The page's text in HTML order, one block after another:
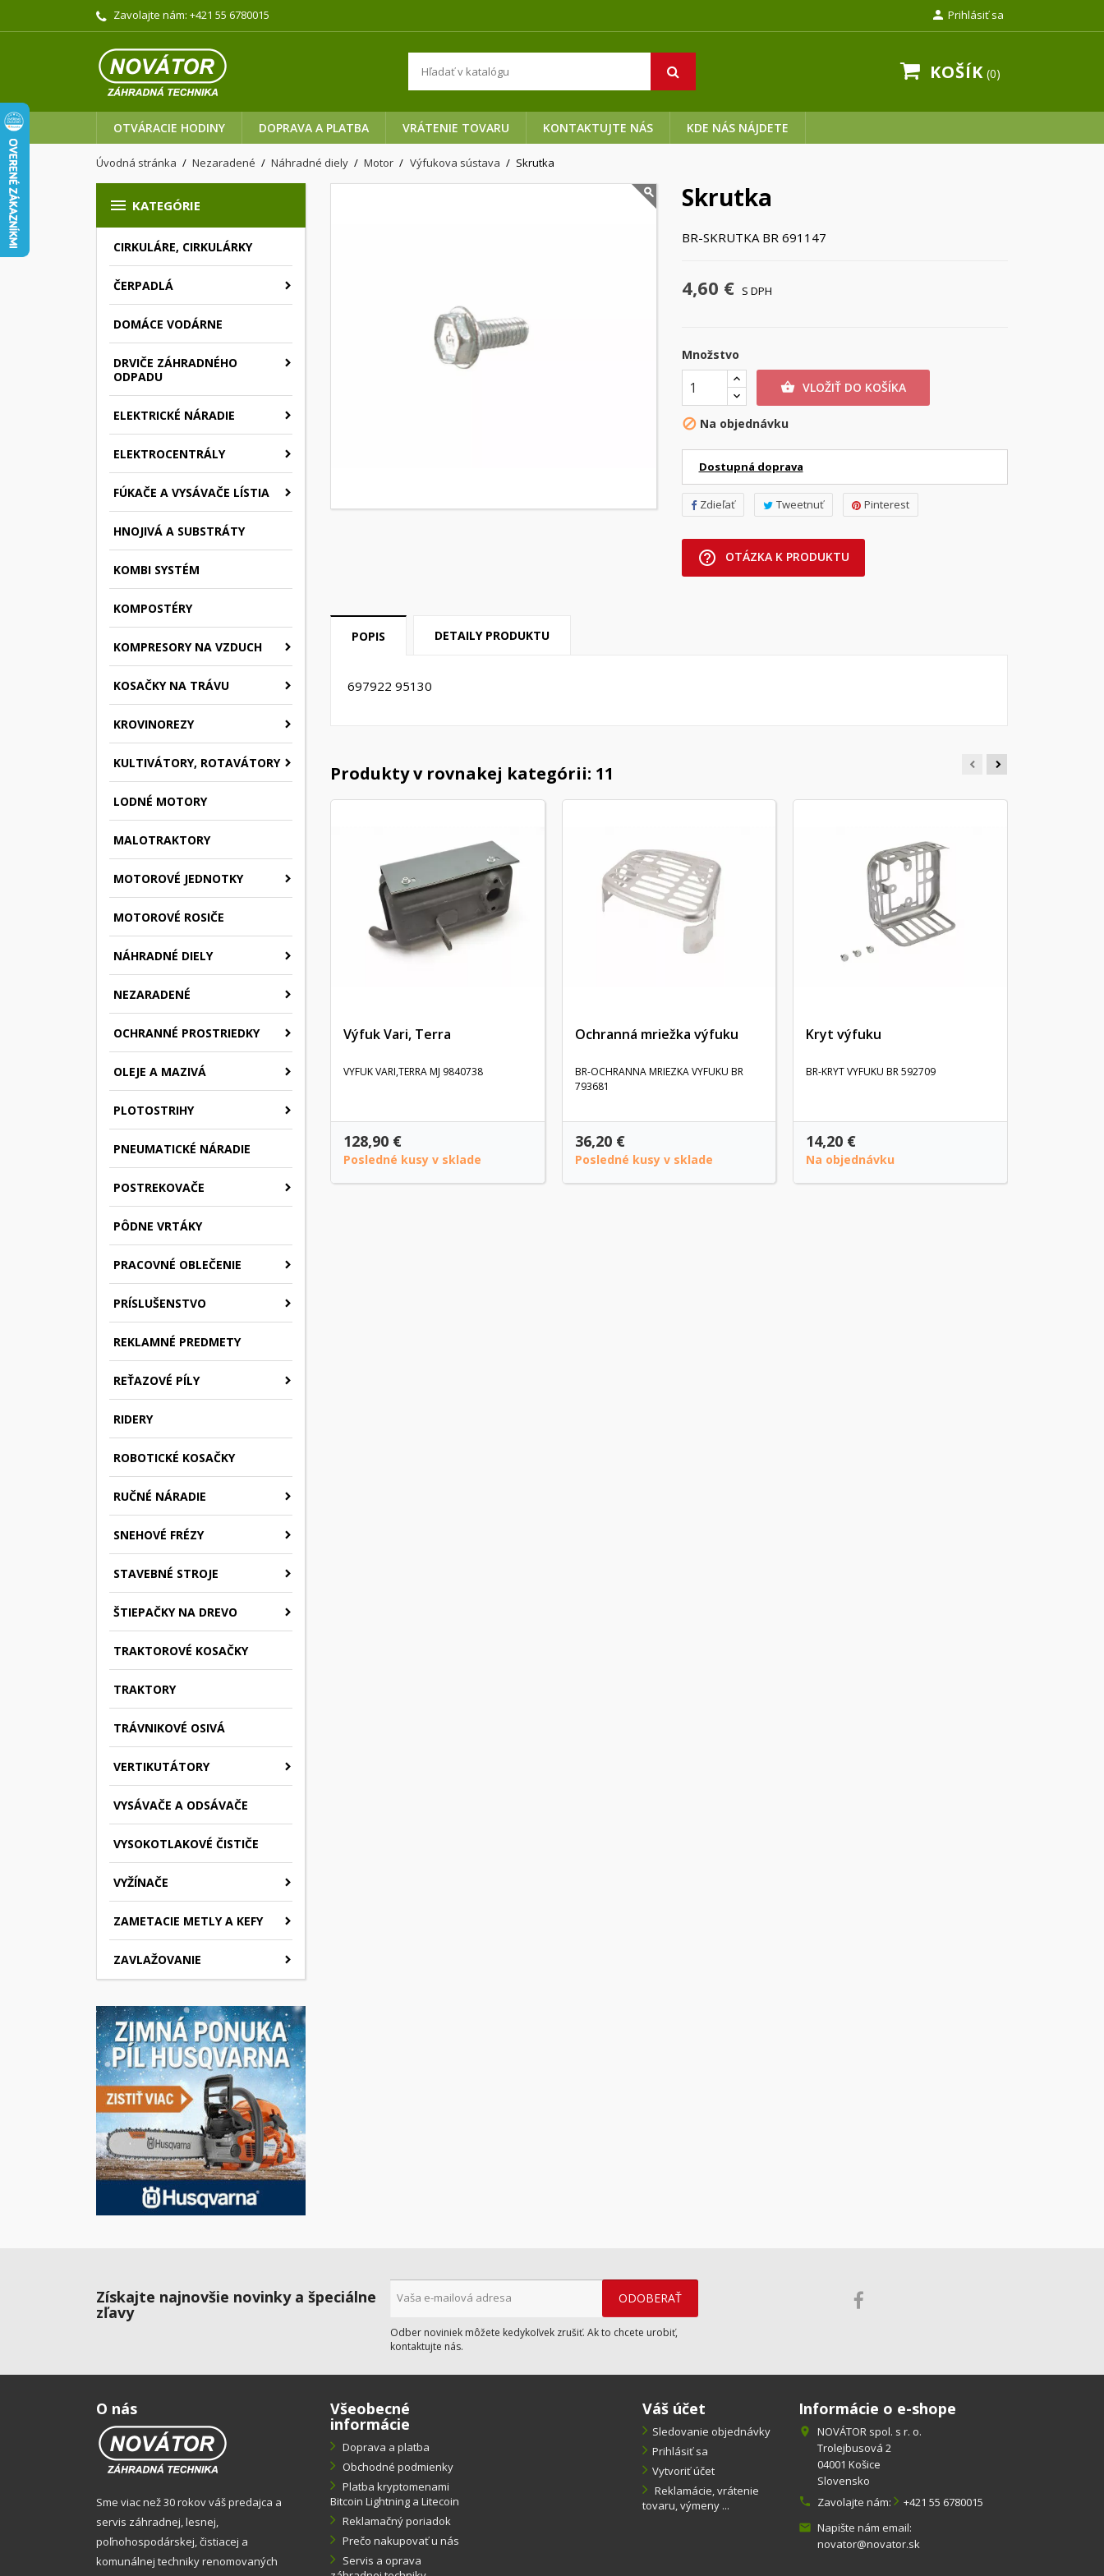
Zavolajte nám: +421 55 6780015  Prihlásiť sa
KOŠÍK 0
OTVÁRACIE HODINY DOPRAVA A PLATBA VRÁTENIE TOVARU KONTAKTUJTE NÁS KDE NÁS NÁJDETE
Úvodná stránka Nezaradené Náhradné diely Motor Výfukova sústava Skrutka
 KATEGÓRIE
CIRKULÁRE, CIRKULÁRKY
ČERPADLÁ
DOMÁCE VODÁRNE
DRVIČE ZÁHRADNÉHO
ODPADU
ELEKTRICKÉ NÁRADIE
ELEKTROCENTRÁLY
FÚKAČE A VYSÁVAČE LÍSTIA
HNOJIVÁ A SUBSTRÁTY
KOMBI SYSTÉM
KOMPOSTÉRY
KOMPRESORY NA VZDUCH
KOSAČKY NA TRÁVU
KROVINOREZY
KULTIVÁTORY, ROTAVÁTORY
LODNÉ MOTORY
MALOTRAKTORY
MOTOROVÉ JEDNOTKY
MOTOROVÉ ROSIČE
NÁHRADNÉ DIELY
NEZARADENÉ
OCHRANNÉ PROSTRIEDKY
OLEJE A MAZIVÁ
PLOTOSTRIHY
PNEUMATICKÉ NÁRADIE
POSTREKOVAČE
PÔDNE VRTÁKY
PRACOVNÉ OBLEČENIE
PRÍSLUŠENSTVO
REKLAMNÉ PREDMETY
REŤAZOVÉ PÍLY
RIDERY
ROBOTICKÉ KOSAČKY
RUČNÉ NÁRADIE
SNEHOVÉ FRÉZY
STAVEBNÉ STROJE
ŠTIEPAČKY NA DREVO
TRAKTOROVÉ KOSAČKY
TRAKTORY
TRÁVNIKOVÉ OSIVÁ
VERTIKUTÁTORY
VYSÁVAČE A ODSÁVAČE
VYSOKOTLAKOVÉ ČISTIČE
VYŽÍNAČE
ZAMETACIE METLY A KEFY
ZAVLAŽOVANIE
Skrutka
BR-SKRUTKA BR 691147
4,60 € S DPH
Množstvo
 VLOŽIŤ DO KOŠÍKA
 Na objednávku
Dostupná doprava
Zdieľať Tweetnuť Pinterest
help_outline OTÁZKA K PRODUKTU
POPIS DETAILY PRODUKTU
697922 95130
Produkty v rovnakej kategórii: 11
Výfuk Vari, Terra
VYFUK VARI,TERRA MJ 9840738
128,90 €
Posledné kusy v sklade
Ochranná mriežka výfuku
BR-OCHRANNA MRIEZKA VYFUKU BR
793681
36,20 €
Posledné kusy v sklade
Kryt výfuku
BR-KRYT VYFUKU BR 592709
14,20 €
Na objednávku
Získajte najnovšie novinky a špeciálne
zľavy
Odber noviniek môžete kedykoľvek zrušiť. Ak to chcete urobiť,
kontaktujte nás.
O nás
Sme viac než 30 rokov váš predajca a
servis záhradnej, lesnej,
poľnohospodárskej, čistiacej a
komunálnej techniky renomovaných
Všeobecné
informácie
Doprava a platba
Obchodné podmienky
Platba kryptomenami
Bitcoin Lightning a Litecoin
Reklamačný poriadok
Prečo nakupovať u nás
Servis a oprava
Váš účet
Sledovanie objednávky
Prihlásiť sa
Vytvoriť účet
Reklamácie, vrátenie
tovaru, výmeny ...
Informácie o e-shope

NOVÁTOR spol. s r. o.
Trolejbusová 2
04001 Košice
Slovensko
 Zavolajte nám: +421 55 6780015
 Napište nám email:
novator@novator.sk